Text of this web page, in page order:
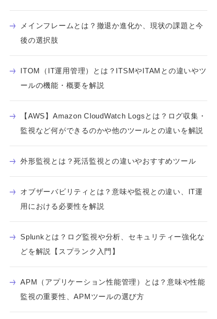
メインフレームとは？撤退か進化か、現状の課題と今
後の選択肢
ITOM（IT運用管理）とは？ITSMやITAMとの違いやツ
ールの機能・概要を解説
【AWS】Amazon CloudWatch Logsとは？ログ収集・
監視など何ができるのかや他のツールとの違いを解説
外形監視とは？死活監視との違いやおすすめツール
オブザーバビリティとは？意味や監視との違い、IT運
用における必要性を解説
Splunkとは？ログ監視や分析、セキュリティー強化な
どを解説【スプランク入門】
APM（アプリケーション性能管理）とは？意味や性能
監視の重要性、APMツールの選び方